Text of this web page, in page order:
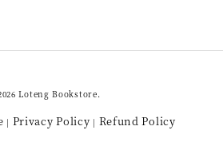
Loteng Bookstore.
| Privacy Policy | Refund Policy